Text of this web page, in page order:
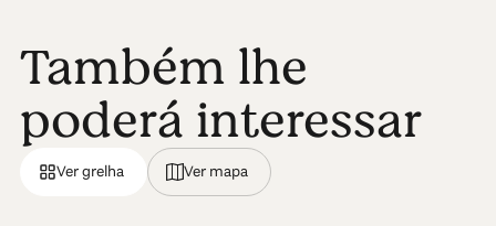
Também lhe
poderá interessar
Ver grelha Ver mapa